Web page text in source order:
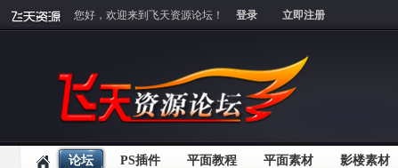
您好，欢迎来到飞天资源论坛！ 登录 立即注册
论坛 PS插件 平面教程 平面素材 影楼素材